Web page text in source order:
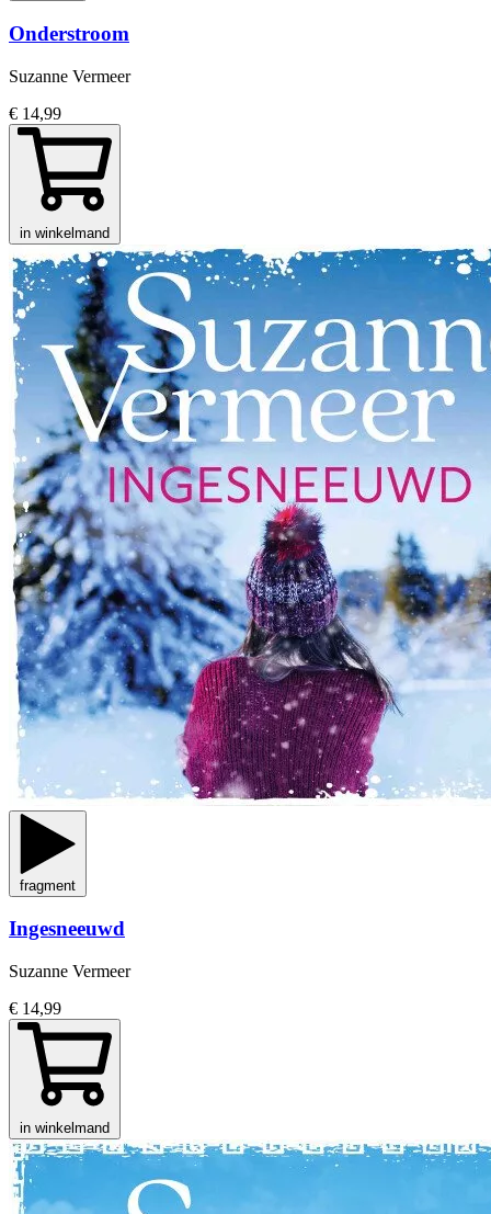
Onderstroom
Suzanne Vermeer
€ 14,99
in winkelmand
fragment
Ingesneeuwd
Suzanne Vermeer
€ 14,99
in winkelmand